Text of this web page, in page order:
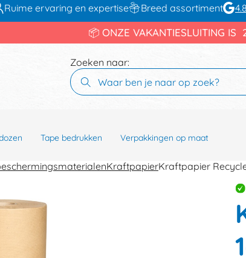
Ruime ervaring en expertise Breed assortiment 4.8
📦 ONZE VAKANTIESLUITING
Zoeken naar:
Tape bedrukken Verpakkingen op maat
KraftpapierKraftpapier